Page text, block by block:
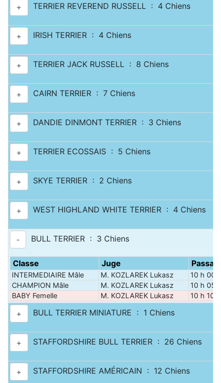
+ TERRIER REVEREND RUSSELL : 4 Chiens
+ IRISH TERRIER : 4 Chiens
+ TERRIER JACK RUSSELL : 8 Chiens
+ CAIRN TERRIER : 7 Chiens
+ DANDIE DINMONT TERRIER : 3 Chiens
+ TERRIER ECOSSAIS : 5 Chiens
+ SKYE TERRIER : 2 Chiens
+ WEST HIGHLAND WHITE TERRIER : 4 Chiens
- BULL TERRIER : 3 Chiens
Classe Juge
INTERMEDIAIRE Mâle M. KOZLAREK Lukasz
10 h 00
CHAMPION Mâle
M. KOZLAREK Lukasz
10 h 05
BABY Femelle
M. KOZLAREK Lukasz 10 h 10
+ BULL TERRIER MINIATURE : 1 Chiens
+ STAFFORDSHIRE BULL TERRIER : 26 Chiens
+ STAFFORDSHIRE AMÉRICAIN : 12 Chiens